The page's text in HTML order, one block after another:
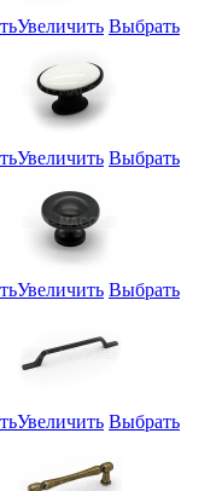
Увеличить Выбрать
Увеличить Выбрать
Увеличить Выбрать
Увеличить Выбрать